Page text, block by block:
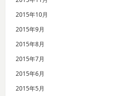
2015年10月
2015年9月
2015年8月
2015年7月
2015年6月
2015年5月